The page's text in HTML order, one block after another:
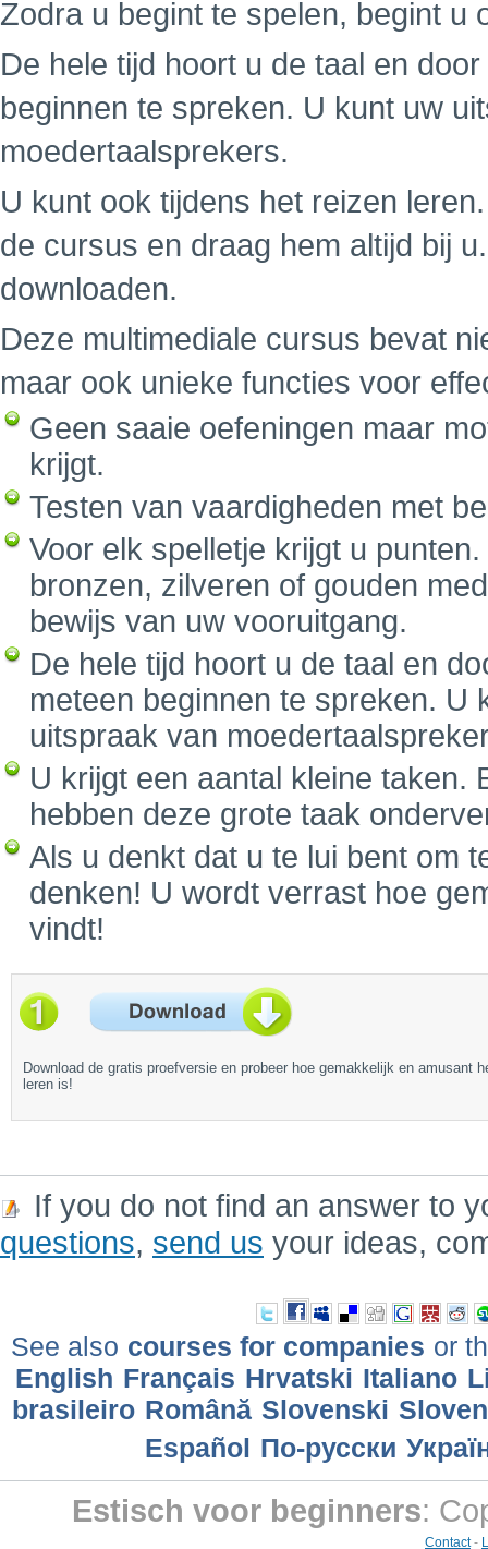
Zodra u begint te spelen, begint u
De hele tijd hoort u de taal en
beginnen te spreken. U kunt uw
moedertaalsprekers.
U kunt ook tijdens het reizen
de cursus en draag hem altijd bij
downloaden.
Deze multimediale cursus bevat
maar ook unieke functies voor
Geen saaie oefeningen maar
krijgt.
Testen van vaardigheden met
Voor elk spelletje krijgt u
bronzen, zilveren of gouden
bewijs van uw vooruitgang.
De hele tijd hoort u de taal en
meteen beginnen te spreken. U
uitspraak van
U krijgt een aantal kleine taken.
hebben deze grote taak
Als u denkt dat u te lui bent om
denken! U wordt verrast hoe
vindt!
Download de gratis proefversie en probeer hoe gemakkelijk en amusant
leren is!
If you do not find an answer to
questions, send us your ideas,
See also courses for companies or
English Français Hrvatski Italiano
brasileiro Română Slovenski
Еspañol По-русски
Estisch voor beginners:
Contact-